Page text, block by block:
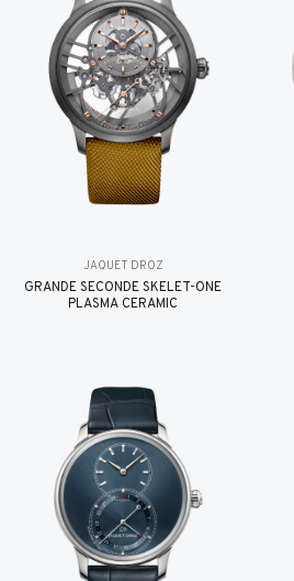
JAQUET DROZ
GRANDE SECONDE SKELET-ONE
PLASMA CERAMIC